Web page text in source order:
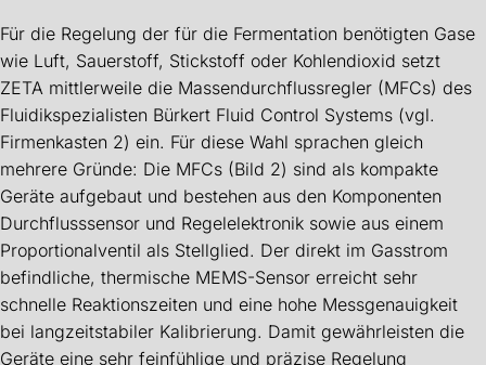
Für die Regelung der für die Fermentation benötigten Gase
wie Luft, Sauerstoff, Stickstoff oder Kohlendioxid setzt
ZETA mittlerweile die Massendurchflussregler (MFCs) des
Fluidikspezialisten Bürkert Fluid Control Systems (vgl.
Firmenkasten 2) ein. Für diese Wahl sprachen gleich
mehrere Gründe: Die MFCs (Bild 2) sind als kompakte
Geräte aufgebaut und bestehen aus den Komponenten
Durchflusssensor und Regelelektronik sowie aus einem
Proportionalventil als Stellglied. Der direkt im Gasstrom
befindliche, thermische MEMS-Sensor erreicht sehr
schnelle Reaktionszeiten und eine hohe Messgenauigkeit
bei langzeitstabiler Kalibrierung. Damit gewährleisten die
Geräte eine sehr feinfühlige und präzise Regelung